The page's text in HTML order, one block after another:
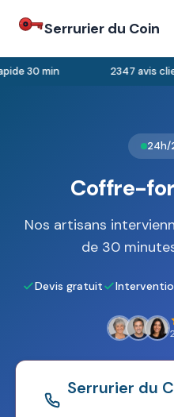
Serrurier du Coin
30 min 2347 avis
24h/
Coffre-
Nos artisans
de 30
Devis gratuit
Serrurier du